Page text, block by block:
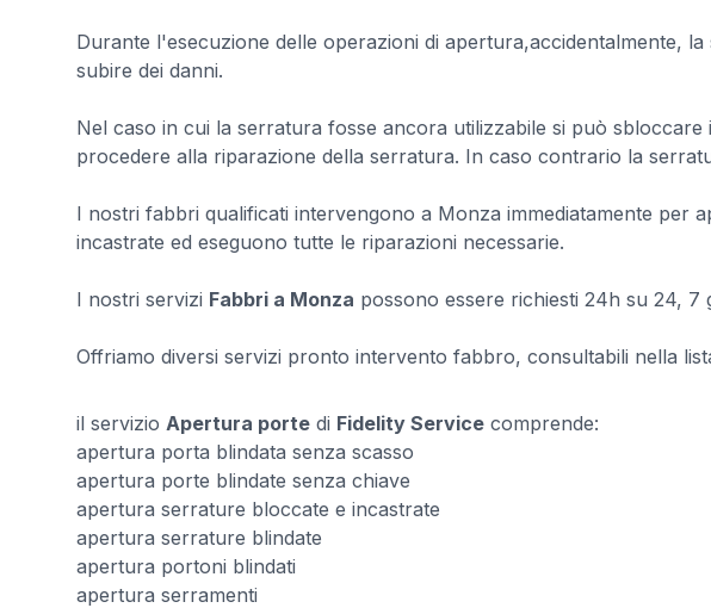
Durante l'esecuzione delle operazioni di apertura,accidentalmente,
subire dei danni.
Nel caso in cui la serratura fosse ancora utilizzabile si può sbloccare
procedere alla riparazione della serratura. In caso contrario la
I nostri fabbri qualificati intervengono a Monza immediatamente per
incastrate ed eseguono tutte le riparazioni necessarie.
I nostri servizi Fabbri a Monza possono essere richiesti 24h su 24, 7
Offriamo diversi servizi pronto intervento fabbro, consultabili nella
il servizio Apertura porte di Fidelity Service comprende:
apertura porta blindata senza scasso
apertura porte blindate senza chiave
apertura serrature bloccate e incastrate
apertura serrature blindate
apertura portoni blindati
apertura serramenti